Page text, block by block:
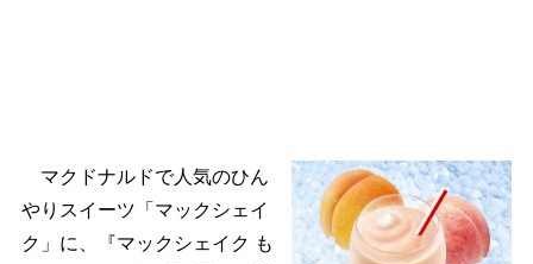
マクドナルドで人気のひん
りスイーツ「マックシェイ
ク」に、『マックシェイク も